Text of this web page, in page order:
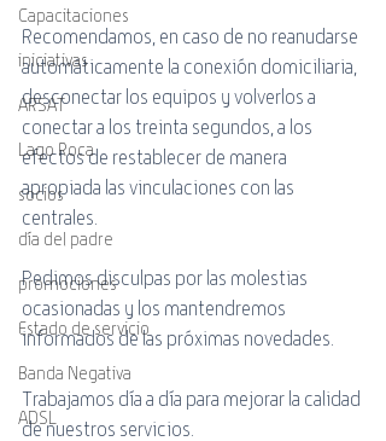
Capacitaciones
iniciativas
ARSAT
Lago Roca
socios
día del padre
promociones
Estado de servicio
Banda Negativa
ADSL
Recomendamos, en caso de no reanudarse
automáticamente la conexión domiciliaria,
desconectar los equipos y volverlos a
conectar a los treinta segundos, a los
efectos de restablecer de manera
apropiada las vinculaciones con las
centrales.
Pedimos disculpas por las molestias
ocasionadas y los mantendremos
informados de las próximas novedades.
Trabajamos día a día para mejorar la calidad
de nuestros servicios.